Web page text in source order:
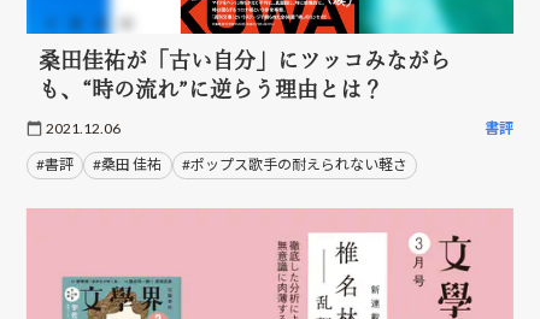
桑田佳祐が「古い自分」にツッコみながら
も、“時の流れ”に逆らう理由とは？
2021.12.06 書評
#書評 #桑田 佳祐 #ポップス歌手の耐えられない軽さ